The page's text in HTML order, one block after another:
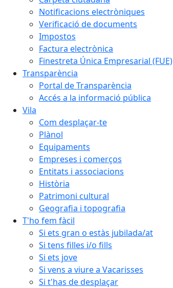
Notificacions electròniques
Verificació de documents
Impostos
Factura electrònica
Finestreta Única Empresarial (FUE)
Transparència
Portal de Transparència
Accés a la informació pública
Vila
Com desplaçar-te
Plànol
Equipaments
Empreses i comerços
Entitats i associacions
Història
Patrimoni cultural
Geografia i topografia
T'ho fem fàcil
Si ets gran o estàs jubilada/at
Si tens filles i/o fills
Si ets jove
Si vens a viure a Vacarisses
Si t'has de desplaçar